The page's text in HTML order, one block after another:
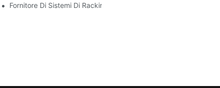
Fornitore Di Sistemi Di Racking: Fattori Chjave Per Sceglie U